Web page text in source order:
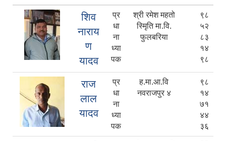
शिव
नाराय
ण
यादव
प्र
धा
ना
ध्या
पक
श्री रमेश महतो
स्मिृति मा.वि.
फुलबरिया
९८
५२
८३
१४
९८
राज
लाल
यादव
प्र
धा
ना
ध्या
पक
ह.मा.आ.वि
नवराजपुर ४
९८
१४
७१
४४
३६